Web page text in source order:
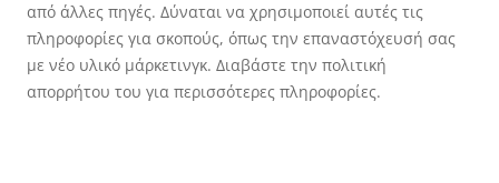
από άλλες πηγές. Δύναται να χρησιμοποιεί αυτές τις
πληροφορίες για σκοπούς, όπως την επαναστόχευσή σας
με νέο υλικό μάρκετινγκ. Διαβάστε την πολιτική
απορρήτου του για περισσότερες πληροφορίες.